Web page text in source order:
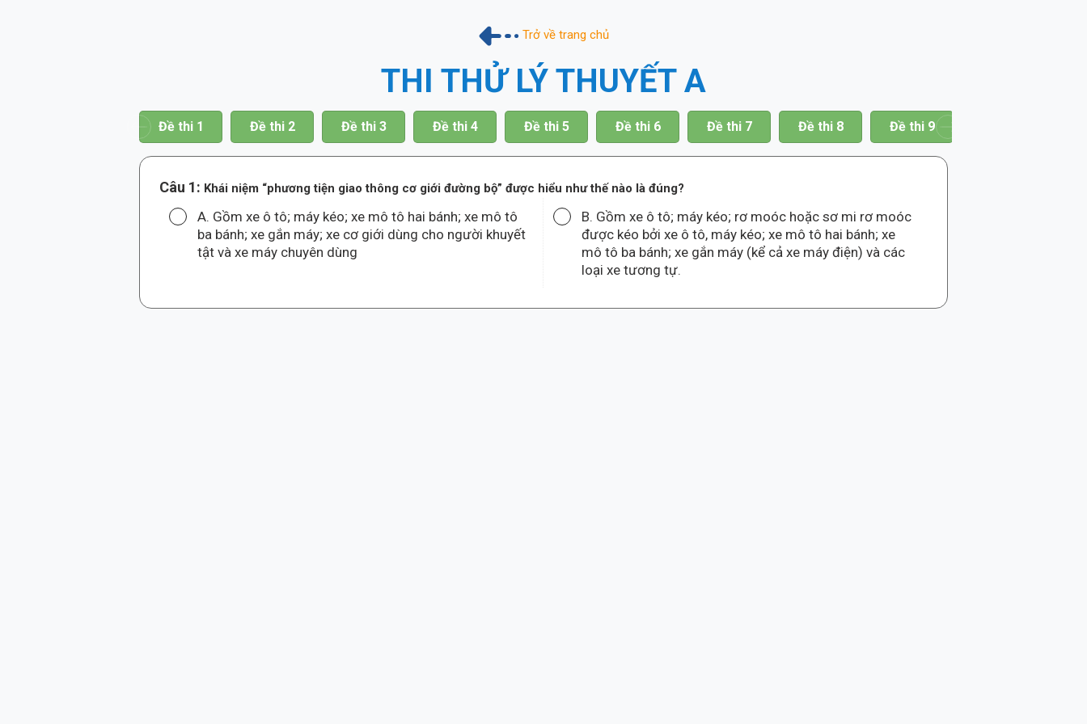
Trở về trang chủ
THI THỬ LÝ THUYẾT A
Đề thi 1 Đề thi 2 Đề thi 3 Đề thi 4 Đề thi 5 Đề thi 6 Đề thi 7 Đề thi 8 Đề thi 9
Câu 1: Khái niệm “phương tiện giao thông cơ giới đường bộ” được hiểu như thế nào là đúng?
A. Gồm xe ô tô; máy kéo; xe mô tô hai bánh; xe mô tô
ba bánh; xe gắn máy; xe cơ giới dùng cho người khuyết
tật và xe máy chuyên dùng
B. Gồm xe ô tô; máy kéo; rơ moóc hoặc sơ mi rơ moóc
được kéo bởi xe ô tô, máy kéo; xe mô tô hai bánh; xe
mô tô ba bánh; xe gắn máy (kể cả xe máy điện) và các
loại xe tương tự.